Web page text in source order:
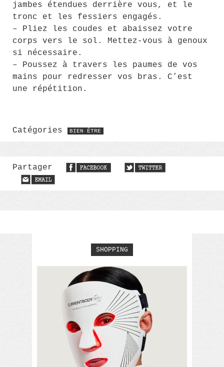
jambes étendues derrière vous, et le
tronc et les fessiers engagés.
– Pliez les coudes et abaissez votre
corps vers le sol. Mettez-vous à genoux
si nécessaire.
– Poussez à travers les paumes de vos
mains pour redresser vos bras. C’est
une répétition.
Catégories BIEN ÊTRE
Partager
SHOPPING